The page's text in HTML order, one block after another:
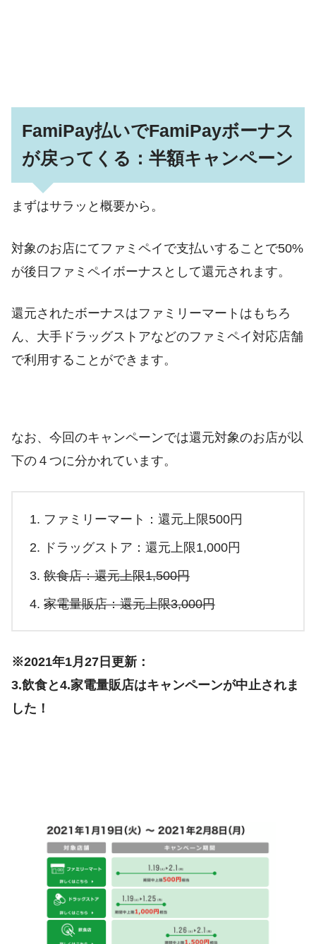
FamiPay払いでFamiPayボーナス
が戻ってくる：半額キャンペーン
まずはサラッと概要から。
対象のお店にてファミペイで支払いすることで50%
が後日ファミペイボーナスとして還元されます。
還元されたボーナスはファミリーマートはもちろ
ん、大手ドラッグストアなどのファミペイ対応店舗
で利用することができます。
なお、今回のキャンペーンでは還元対象のお店が以
下の４つに分かれています。
ファミリーマート：還元上限500円
ドラッグストア：還元上限1,000円
飲食店：還元上限1,500円
家電量販店：還元上限3,000円
※2021年1月27日更新：
3.飲食と4.家電量販店はキャンペーンが中止されま
した！